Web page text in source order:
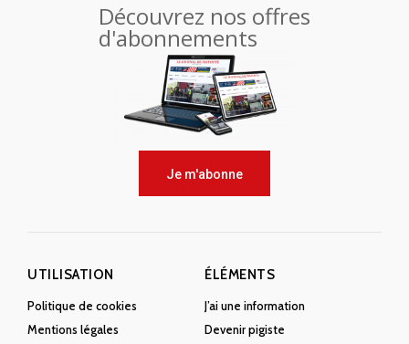
Découvrez nos offres
d'abonnements
Je m'abonne
UTILISATION
Politique de cookies
Mentions légales
ÉLÉMENTS
J’ai une information
Devenir pigiste